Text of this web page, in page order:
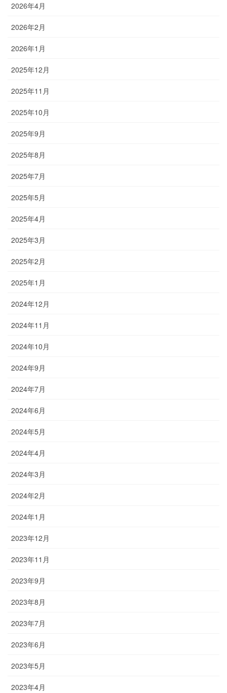
2026年4月
2026年2月
2026年1月
2025年12月
2025年11月
2025年10月
2025年9月
2025年8月
2025年7月
2025年5月
2025年4月
2025年3月
2025年2月
2025年1月
2024年12月
2024年11月
2024年10月
2024年9月
2024年7月
2024年6月
2024年5月
2024年4月
2024年3月
2024年2月
2024年1月
2023年12月
2023年11月
2023年9月
2023年8月
2023年7月
2023年6月
2023年5月
2023年4月